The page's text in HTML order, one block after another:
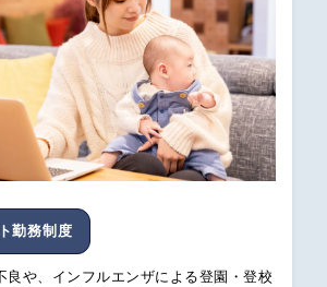
勤務制度
良や、インフルエンザによる登園・登校